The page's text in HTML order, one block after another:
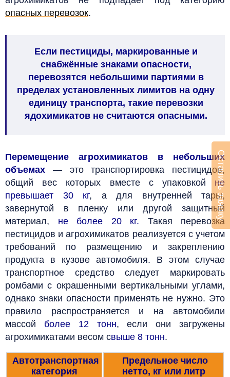
опасных перевозок.
Если пестициды, маркированные и
снабжённые знаками опасности,
перевозятся небольшими партиями в
пределах установленных лимитов на одну
единицу транспорта, такие перевозки
ядохимикатов не считаются опасными.
Перемещение агрохимикатов в небольших
объемах — это транспортировка пестицидов,
общий вес которых вместе с упаковкой не
превышает 30 кг, а для внутренней тары,
завернутой в пленку или другой защитный
материал, не более 20 кг. Такая перевозка
пестицидов и агрохимикатов реализуется с учетом
требований по размещению и закреплению
продукта в кузове автомобиля. В этом случае
транспортное средство следует маркировать
ромбами с окрашенными вертикальными углами,
однако знаки опасности применять не нужно. Это
правило распространяется и на автомобили
массой более 12 тонн, если они загружены
агрохимикатами весом свыше 8 тонн.
Автотранспортная
категория
Предельное число
нетто, кг или литр
Оставить заявку